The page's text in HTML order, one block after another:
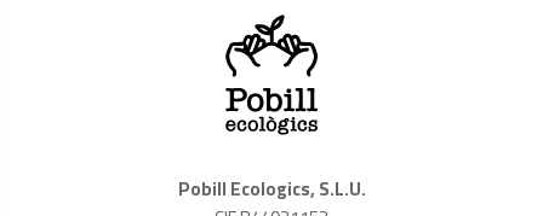
Pobill Ecologics, S.L.U.